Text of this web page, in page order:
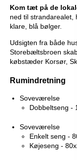
Kom tæt på de
ned til
klare, blå bølger.
Udsigten fra både
Storebæltsbroen
købstæder Korsør,
Rumindretning
Soveværelse
Dobbeltseng -
Soveværelse
Enkelt seng -
Køjeseng -